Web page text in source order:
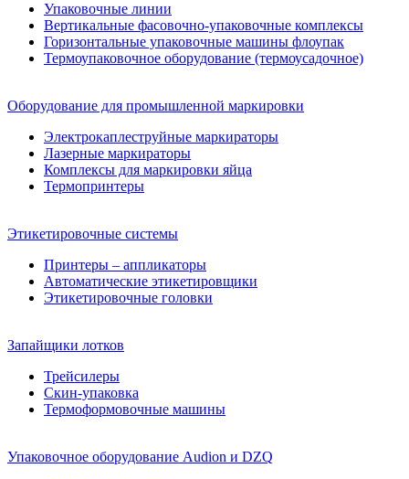
Упаковочные линии
Вертикальные фасовочно-упаковочные комплексы
Горизонтальные упаковочные машины флоупак
Термоупаковочное оборудование (термоусадочное)
Оборудование для промышленной маркировки
Электрокаплеструйные маркираторы
Лазерные маркираторы
Комплексы для маркировки яйца
Термопринтеры
Этикетировочные системы
Принтеры – аппликаторы
Автоматические этикетировщики
Этикетировочные головки
Запайщики лотков
Трейсилеры
Скин-упаковка
Термоформовочные машины
Упаковочное оборудование Audion и DZQ